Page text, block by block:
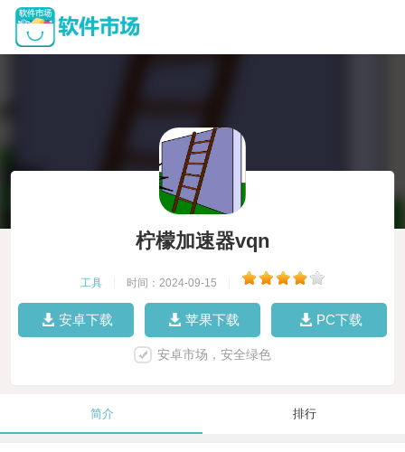
柠檬加速器vqn
工具 时间：2024-09-15
安卓下载 苹果下载 PC下载
安卓市场，安全绿色
简介 排行